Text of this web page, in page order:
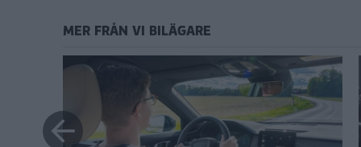
MER FRÅN VI BILÄGARE